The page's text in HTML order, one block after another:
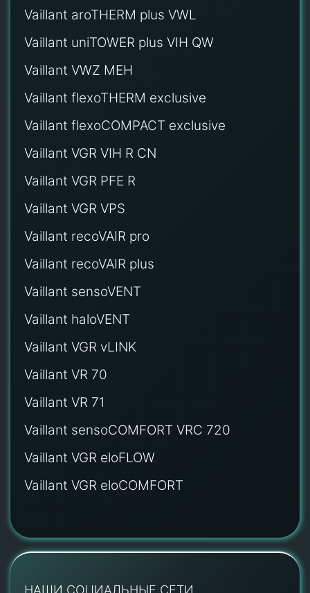
Vaillant aroTHERM plus VWL
Vaillant uniTOWER plus VIH QW
Vaillant VWZ MEH
Vaillant flexoTHERM exclusive
Vaillant flexoCOMPACT exclusive
Vaillant VGR VIH R CN
Vaillant VGR PFE R
Vaillant VGR VPS
Vaillant recoVAIR pro
Vaillant recoVAIR plus
Vaillant sensoVENT
Vaillant haloVENT
Vaillant VGR vLINK
Vaillant VR 70
Vaillant VR 71
Vaillant sensoCOMFORT VRC 720
Vaillant VGR eloFLOW
Vaillant VGR eloCOMFORT
НАШИ СОЦИАЛЬНЫЕ СЕТИ